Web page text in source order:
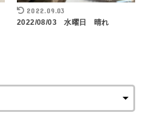
2022.09.03
2022/08/03 水曜日 晴れ